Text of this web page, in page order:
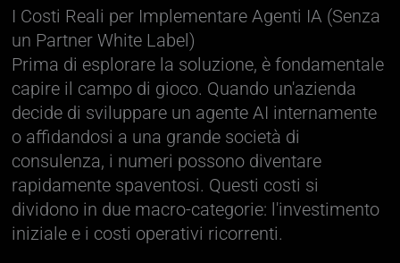
I Costi Reali per Implementare Agenti IA (Senza
un Partner White Label)
Prima di esplorare la soluzione, è fondamentale
capire il campo di gioco. Quando un'azienda
decide di sviluppare un agente AI internamente
o affidandosi a una grande società di
consulenza, i numeri possono diventare
rapidamente spaventosi. Questi costi si
dividono in due macro-categorie: l'investimento
iniziale e i costi operativi ricorrenti.